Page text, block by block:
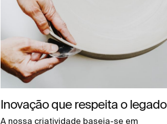
Inovação que respeita o legado
A nossa criatividade baseia-se em